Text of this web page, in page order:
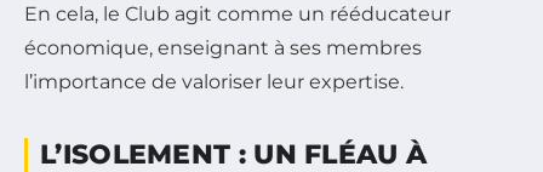
En cela, le Club agit comme un rééducateur
économique, enseignant à ses membres
l’importance de valoriser leur expertise.
L’ISOLEMENT : UN FLÉAU À